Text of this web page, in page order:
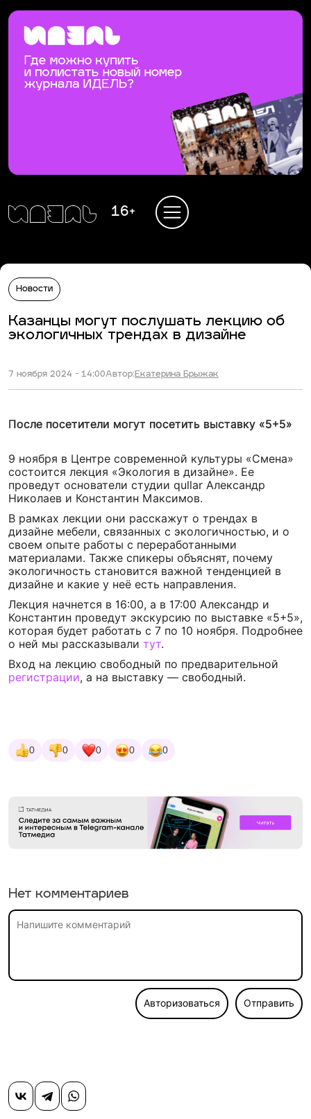
16+
Новости
Казанцы могут послушать лекцию об
экологичных трендах в дизайне
7 ноября 2024 - 14:00Автор:Екатерина Брыжак
После посетители могут посетить выставку «5+5»
9 ноября в Центре современной культуры «Смена»
состоится лекция «Экология в дизайне». Ее
проведут основатели студии qullar Александр
Николаев и Константин Максимов.
В рамках лекции они расскажут о трендах в
дизайне мебели, связанных с экологичностью, и о
своем опыте работы с переработанными
материалами. Также спикеры объяснят, почему
экологичность становится важной тенденцией в
дизайне и какие у неё есть направления.
Лекция начнется в 16:00, а в 17:00 Александр и
Константин проведут экскурсию по выставке «5+5»,
которая будет работать с 7 по 10 ноября. Подробнее
о ней мы рассказывали тут.
Вход на лекцию свободный по предварительной
регистрации, а на выставку — свободный.
0 0 0 0 0
Нет комментариев
Авторизоваться Отправить